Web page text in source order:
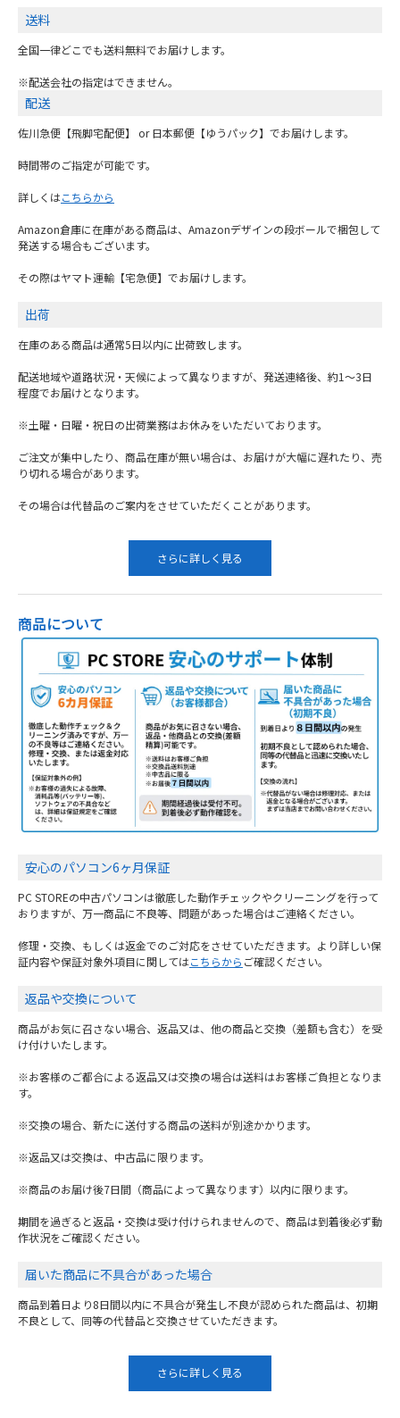
送料
全国一律どこでも送料無料でお届けします。
※配送会社の指定はできません。
配送
佐川急便【飛脚宅配便】 or 日本郵便【ゆうパック】でお届けします。
時間帯のご指定が可能です。
詳しくはこちらから
Amazon倉庫に在庫がある商品は、Amazonデザインの段ボールで梱包して
発送する場合もございます。
その際はヤマト運輸【宅急便】でお届けします。
出荷
在庫のある商品は通常5日以内に出荷致します。
配送地域や道路状況・天候によって異なりますが、発送連絡後、約1～3日
程度でお届けとなります。
※土曜・日曜・祝日の出荷業務はお休みをいただいております。
ご注文が集中したり、商品在庫が無い場合は、お届けが大幅に遅れたり、売
り切れる場合があります。
その場合は代替品のご案内をさせていただくことがあります。
さらに詳しく見る
商品について
安心のパソコン6ヶ月保証
PC STOREの中古パソコンは徹底した動作チェックやクリーニングを行って
おりますが、万一商品に不良等、問題があった場合はご連絡ください。
修理・交換、もしくは返金でのご対応をさせていただきます。より詳しい保
証内容や保証対象外項目に関してはこちらから ご確認ください。
返品や交換について
商品がお気に召さない場合、返品又は、他の商品と交換（差額も含む）を受
け付けいたします。
※お客様のご都合による返品又は交換の場合は送料はお客様ご負担となりま
す。
※交換の場合、新たに送付する商品の送料が別途かかります。
※返品又は交換は、中古品に限ります。
※商品のお届け後7日間（商品によって異なります）以内に限ります。
期間を過ぎると返品・交換は受け付けられませんので、商品は到着後必ず動
作状況をご確認ください。
届いた商品に不具合があった場合
商品到着日より8日間以内に不具合が発生し不良が認められた商品は、初期
不良として、同等の代替品と交換させていただきます。
さらに詳しく見る